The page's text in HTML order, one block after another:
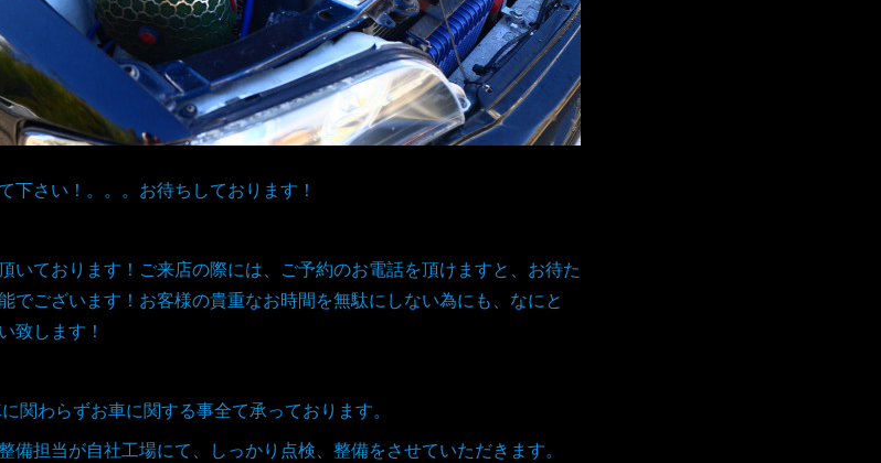
下さい！。。。お待ちしております！
いております！ご来店の際には、ご予約のお電話を頂けますと、お待た
でございます！お客様の貴重なお時間を無駄にしない為にも、なにと
致します！
関わらずお車に関する事全て承っております。
備担当が自社工場にて、しっかり点検、整備をさせていただきます。